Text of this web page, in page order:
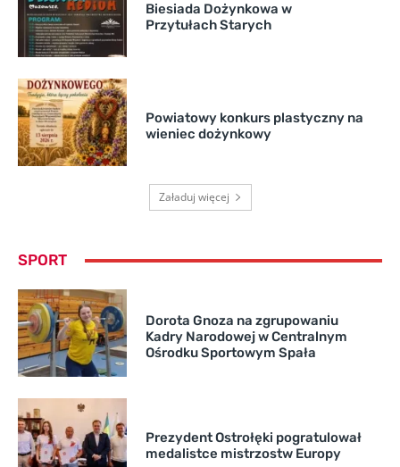
Biesiada Dożynkowa w
Przytułach Starych
Powiatowy konkurs plastyczny na
wieniec dożynkowy
Załaduj więcej
SPORT
Dorota Gnoza na zgrupowaniu
Kadry Narodowej w Centralnym
Ośrodku Sportowym Spała
Prezydent Ostrołęki pogratulował
medalistce mistrzostw Europy